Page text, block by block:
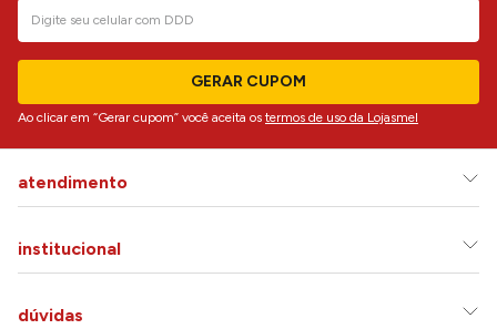
GERAR CUPOM
Ao clicar em “Gerar cupom” você aceita os termos de uso da Lojasmel
atendimento
institucional
dúvidas